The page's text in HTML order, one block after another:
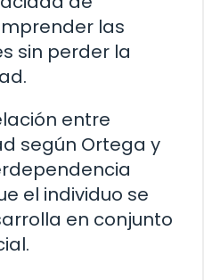
las
sin perder la
entre
según Ortega y
el individuo se
en conjunto